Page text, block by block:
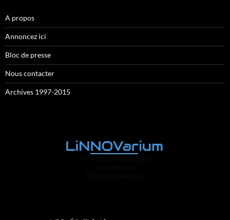
A propos
Annoncez ici
Bloc de presse
Nous contacter
Archives 1997-2015